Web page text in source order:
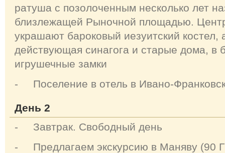
ратуша с позолоченным несколько лет
близлежащей Рыночной площадью.
украшают бароковый иезуитский костел,
действующая синагога и старые дома, в
игрушечные замки
- Поселение в отель в Ивано-
День 2
- Завтрак. Свободный день
- Предлагаем экскурсию в Маняву (90